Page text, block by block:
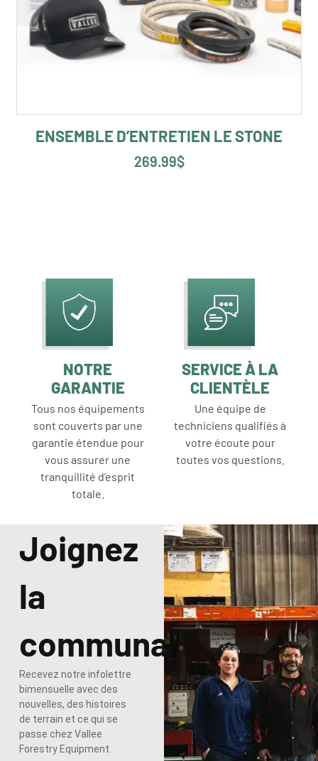
ENSEMBLE D’ENTRETIEN LE STONE
269.99$
NOTRE
GARANTIE
Tous nos équipements
sont couverts par une
garantie étendue pour
vous assurer une
tranquillité d’esprit
totale.
SERVICE À LA
CLIENTÈLE
Une équipe de
techniciens qualifiés à
votre écoute pour
toutes vos questions.
Joignez
la
communauté
Recevez notre infolettre
bimensuelle avec des
nouvelles, des histoires
de terrain et ce qui se
passe chez Vallee
Forestry Equipment.